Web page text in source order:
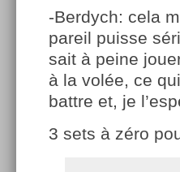
-Berdych: cela
pareil puisse
sait à peine
à la volée, ce
battre et, je
3 sets à zéro